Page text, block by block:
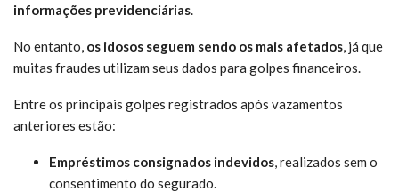
informações previdenciárias.
No entanto, os idosos seguem sendo os mais afetados, já que
muitas fraudes utilizam seus dados para golpes financeiros.
Entre os principais golpes registrados após vazamentos
anteriores estão:
Empréstimos consignados indevidos, realizados sem o
consentimento do segurado.